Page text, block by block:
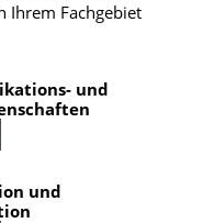
Ihrem Fachgebiet
und
und